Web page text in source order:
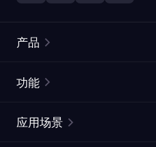
产品
静态住宅代理
功能
应用场景